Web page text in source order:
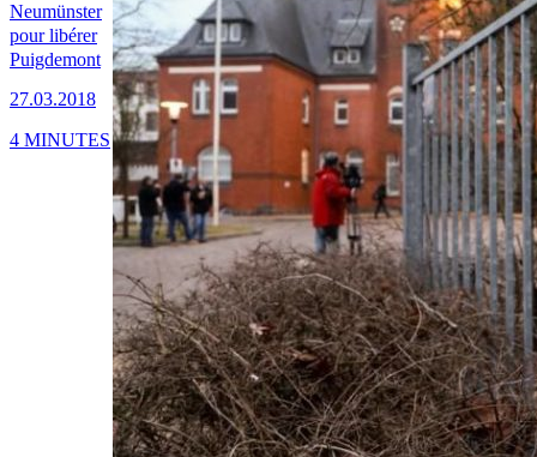
Neumünster
pour libérer
Puigdemont
27.03.2018
4 MINUTES